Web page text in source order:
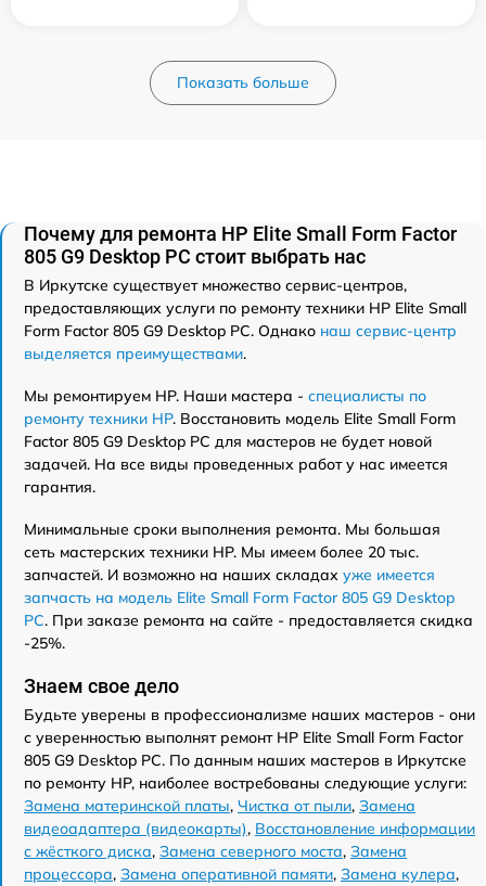
Показать больше
Почему для ремонта HP Elite Small Form Factor
805 G9 Desktop PC стоит выбрать нас
В Иркутске существует множество сервис-центров,
предоставляющих услуги по ремонту техники HP Elite Small
Form Factor 805 G9 Desktop PC. Однако наш сервис-центр
выделяется преимуществами.
Мы ремонтируем HP. Наши мастера - специалисты по
ремонту техники HP. Восстановить модель Elite Small Form
Factor 805 G9 Desktop PC для мастеров не будет новой
задачей. На все виды проведенных работ у нас имеется
гарантия.
Минимальные сроки выполнения ремонта. Мы большая
сеть мастерских техники HP. Мы имеем более 20 тыс.
запчастей. И возможно на наших складах уже имеется
запчасть на модель Elite Small Form Factor 805 G9 Desktop
PC. При заказе ремонта на сайте - предоставляется скидка
-25%.
Знаем свое дело
Будьте уверены в профессионализме наших мастеров - они
с уверенностью выполнят ремонт HP Elite Small Form Factor
805 G9 Desktop PC. По данным наших мастеров в Иркутске
по ремонту HP, наиболее востребованы следующие услуги:
Замена материнской платы, Чистка от пыли, Замена
видеоадаптера (видеокарты), Восстановление информации
с жёсткого диска, Замена северного моста, Замена
процессора, Замена оперативной памяти, Замена кулера,